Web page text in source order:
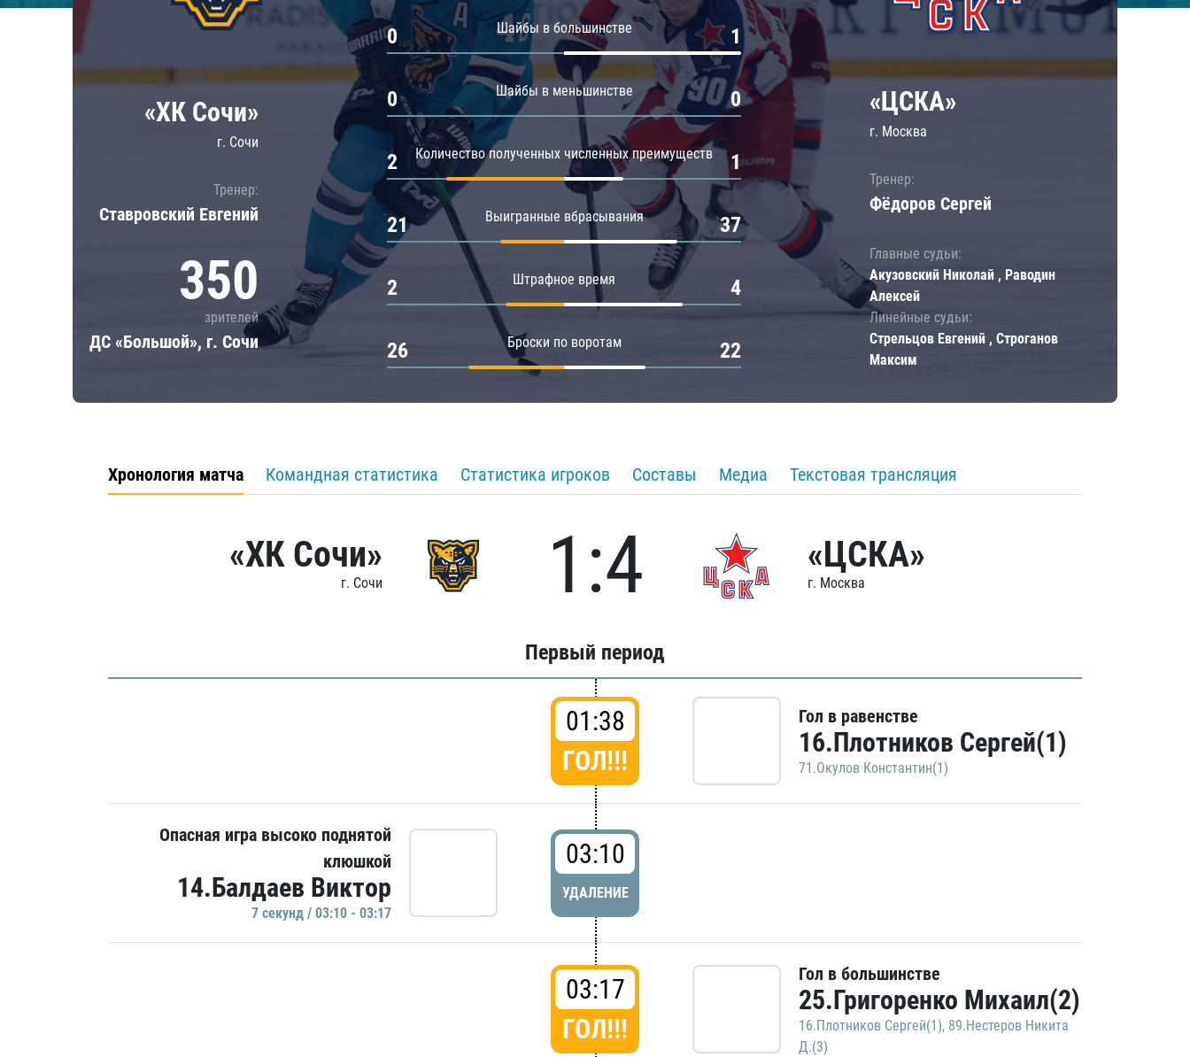
Локомотив
ЦСКА
Шанхайские Драконы
Амур
Барыс
Салават Юлаев
«ХК Сочи»
г. Сочи
Тренер:
Ставровский Евгений
350
зрителей
ДС «Большой», г. Сочи
Шайбы в большинстве
0 1
Шайбы в меньшинстве
0 0
Количество полученных численных преимуществ
2 1
Выигранные вбрасывания
21 37
Штрафное время
2 4
Броски по воротам
26 22
«ЦСКА»
г. Москва
Тренер:
Фёдоров Сергей
Главные судьи:
Акузовский Николай , Раводин
Алексей
Линейные судьи:
Стрельцов Евгений , Строганов
Максим
Хронология матча Командная статистика Статистика игроков Составы Медиа Текстовая трансляция
«ХК Сочи»
г. Сочи 1:4 «ЦСКА»
г. Москва
Первый период
01:38
ГОЛ!!!
Гол в равенстве
16.Плотников Сергей(1)
71.Окулов Константин(1)
Опасная игра высоко поднятой
клюшкой
14.Балдаев Виктор
7 секунд / 03:10 - 03:17
03:10
УДАЛЕНИЕ
03:17
ГОЛ!!!
Гол в большинстве
25.Григоренко Михаил(2)
16.Плотников Сергей(1), 89.Нестеров Никита
Д.(3)